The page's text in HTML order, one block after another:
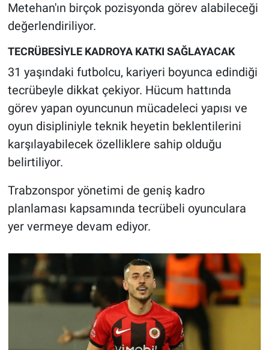
Metehan'ın birçok pozisyonda görev alabileceği
değerlendiriliyor.
TECRÜBESİYLE KADROYA KATKI SAĞLAYACAK
31 yaşındaki futbolcu, kariyeri boyunca edindiği
tecrübeyle dikkat çekiyor. Hücum hattında
görev yapan oyuncunun mücadeleci yapısı ve
oyun disipliniyle teknik heyetin beklentilerini
karşılayabilecek özelliklere sahip olduğu
belirtiliyor.
Trabzonspor yönetimi de geniş kadro
planlaması kapsamında tecrübeli oyunculara
yer vermeye devam ediyor.